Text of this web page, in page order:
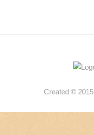
Created © 2015